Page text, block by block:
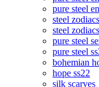
pure steel
steel
steel
pure steel
pure steel
bohemian
hope ss22
silk scarves